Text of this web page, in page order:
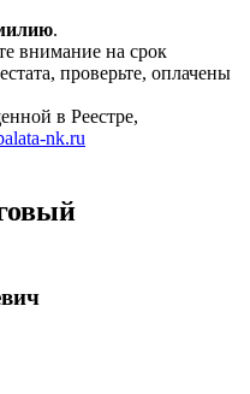
.
внимание на срок
проверьте, оплачены
в Реестре,
nk.ru